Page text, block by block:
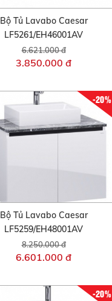
Bộ Tủ Lavabo Caesar
LF5261/EH46001AV
6.621.000 đ
3.850.000 đ
-20%
Bộ Tủ Lavabo Caesar
LF5259/EH48001AV
8.250.000 đ
6.601.000 đ
-20%